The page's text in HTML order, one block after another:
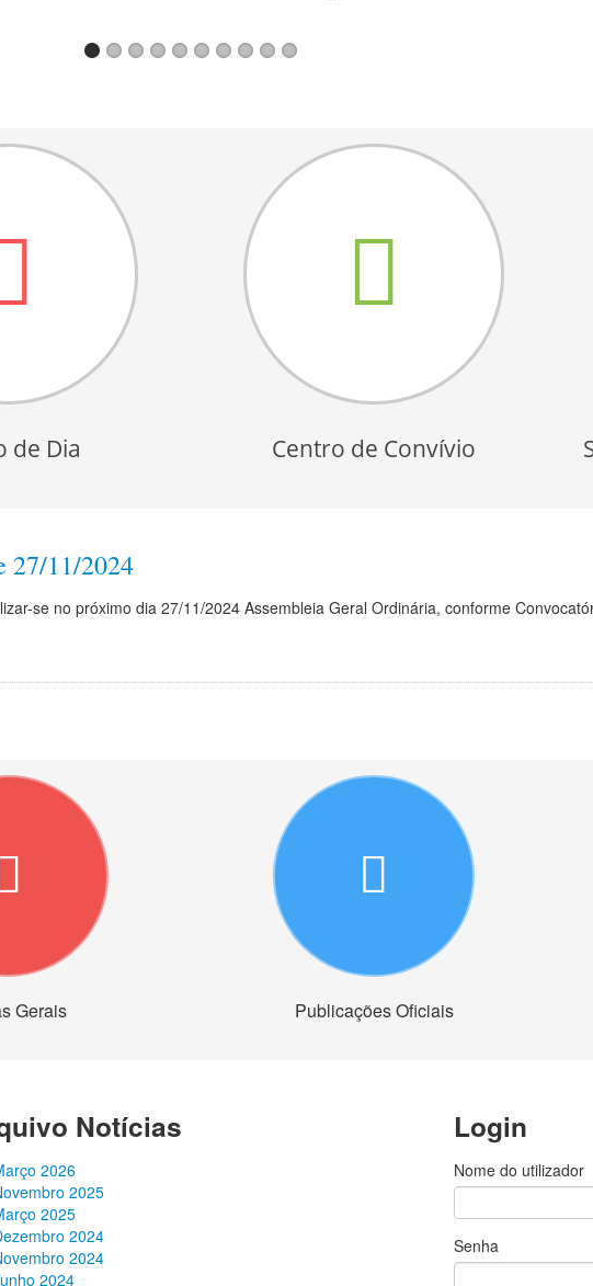
de Dia Centro de Convívio
27/11/2024
se no próximo dia 27/11/2024 Assembleia Geral Ordinária, conforme
Gerais Publicações Oficiais
Notícias
2026
2025
2025
2024
2024
2024
Login
Nome do utilizador
Senha